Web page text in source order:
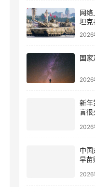
网
坦克
钛
2026
国家
2026
新年
言很
2026
中国
早苗
2026